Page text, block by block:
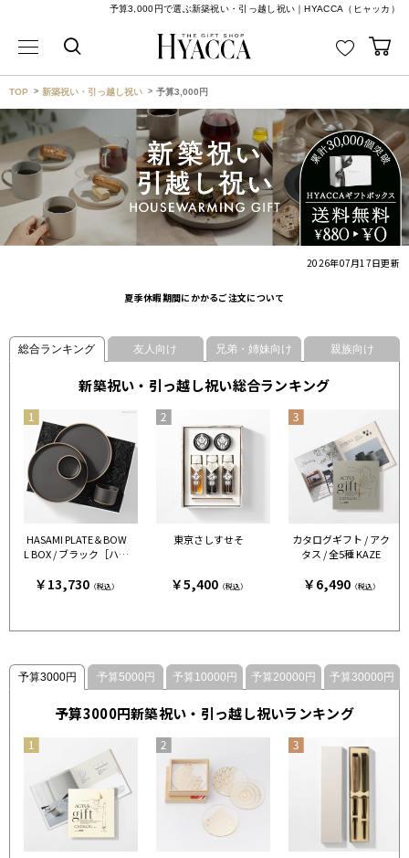
予算3,000円で選ぶ新築祝い・引っ越し祝い｜HYACCA（ヒャッカ）
TOP 新築祝い・引っ越し祝い 予算3,000円
2026年07月17日更新
夏季休暇期間にかかるご注文について
総合ランキング 友人向け 兄弟・姉妹向け 親族向け
新築祝い・引っ越し祝い総合ランキング
HASAMI PLATE＆BOW
L BOX / ブラック［ハサ
￥13,730（税込）
東京さしすせそ
￥5,400（税込）
カタログギフト / アク
タス / 全5種 KAZE
￥6,490（税込）
予算3000円 予算5000円 予算10000円 予算20000円 予算30000円
予算3000円新築祝い・引っ越し祝いランキング